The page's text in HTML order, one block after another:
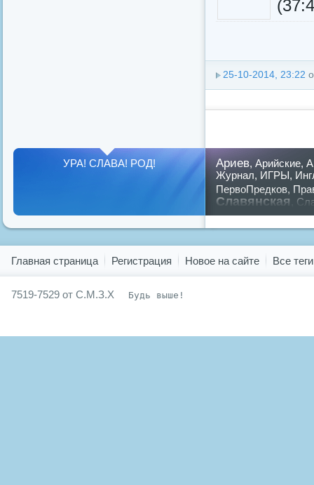
25-10-2014, 23:22
Ариев, Арийские,
Журнал, ИГРЫ,
ПервоПредков,
Славянская
предков,путин,
УРА! СЛАВА! РОД!
Главная страница Регистрация Новое на сайте Все теги
7519-7529 от С.М.З.Х Будь выше!